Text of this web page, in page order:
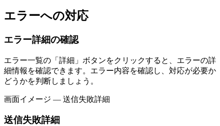
エラーへの対応
エラー詳細の確認
エラー一覧の「詳細」ボタンをクリックすると、エラーの詳
細情報を確認できます。エラー内容を確認し、対応が必要か
どうかを判断しましょう。
画面イメージ ― 送信失敗詳細
送信失敗詳細